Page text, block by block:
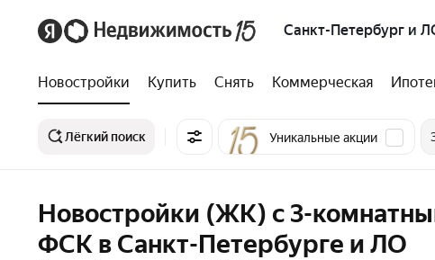
Санкт-Петербург и
Новостройки Купить Снять Коммерческая
Лёгкий поиск Уникальные акции
Новостройки (ЖК) с 3-
ФСК в Санкт-Петербурге и ЛО